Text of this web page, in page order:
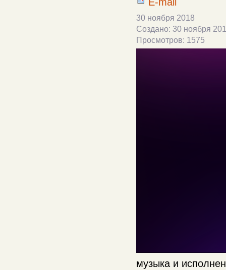
30 ноября 2018
Создано: 30 ноября
Просмотров: 1575
музыка и